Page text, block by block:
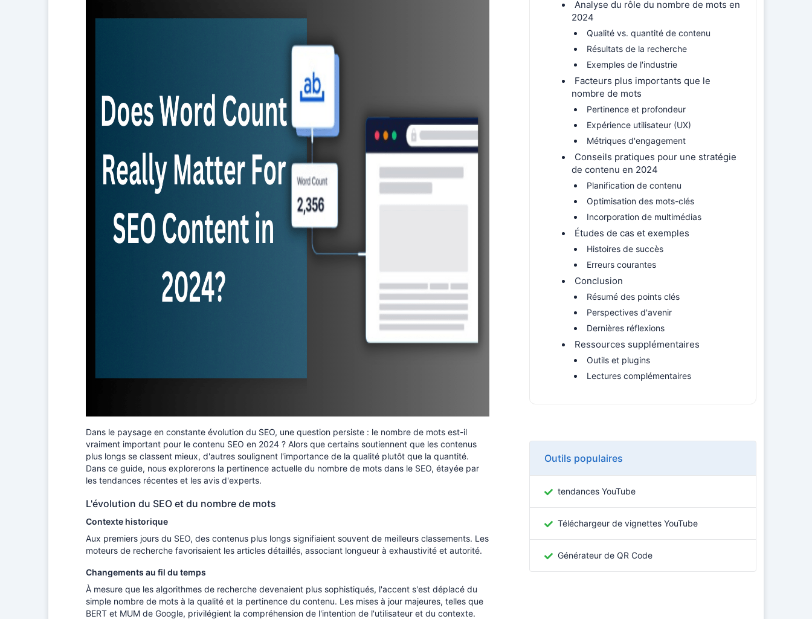
Dans le paysage en constante évolution du SEO, une question persiste : le nombre de mots est-il
vraiment important pour le contenu SEO en 2024 ? Alors que certains soutiennent que les contenus
plus longs se classent mieux, d'autres soulignent l'importance de la qualité plutôt que la quantité.
Dans ce guide, nous explorerons la pertinence actuelle du nombre de mots dans le SEO, étayée par
les tendances récentes et les avis d'experts.
L'évolution du SEO et du nombre de mots
Contexte historique
Aux premiers jours du SEO, des contenus plus longs signifiaient souvent de meilleurs classements. Les
moteurs de recherche favorisaient les articles détaillés, associant longueur à exhaustivité et autorité.
Changements au fil du temps
À mesure que les algorithmes de recherche devenaient plus sophistiqués, l'accent s'est déplacé du
simple nombre de mots à la qualité et la pertinence du contenu. Les mises à jour majeures, telles que
BERT et MUM de Google, privilégient la compréhension de l'intention de l'utilisateur et du contexte.
Analyse du rôle du nombre de mots en
2024
Qualité vs. quantité de contenu
Résultats de la recherche
Exemples de l'industrie
Facteurs plus importants que le
nombre de mots
Pertinence et profondeur
Expérience utilisateur (UX)
Métriques d'engagement
Conseils pratiques pour une stratégie
de contenu en 2024
Planification de contenu
Optimisation des mots-clés
Incorporation de multimédias
Études de cas et exemples
Histoires de succès
Erreurs courantes
Conclusion
Résumé des points clés
Perspectives d'avenir
Dernières réflexions
Ressources supplémentaires
Outils et plugins
Lectures complémentaires
Outils populaires
tendances YouTube
Téléchargeur de vignettes YouTube
Générateur de QR Code